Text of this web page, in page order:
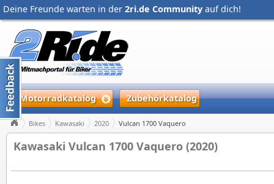
Deine Freunde warten in der 2ri.de Community auf dich!
Motorradkatalog Zubehörkatalog
Bikes Kawasaki 2020 Vulcan 1700 Vaquero
Kawasaki Vulcan 1700 Vaquero (2020)